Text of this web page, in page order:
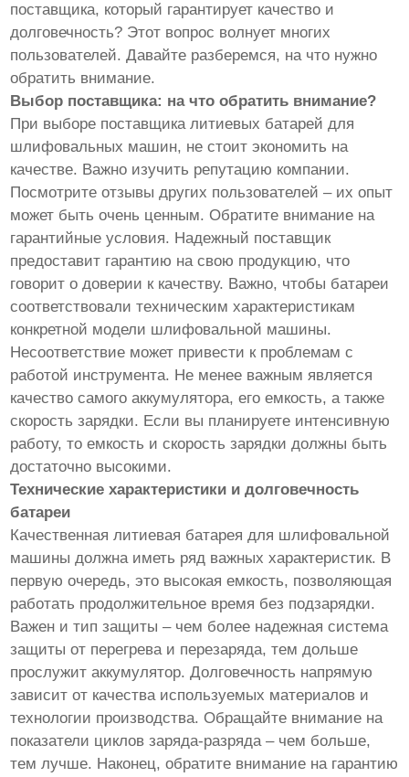
поставщика, который гарантирует качество и
долговечность? Этот вопрос волнует многих
пользователей. Давайте разберемся, на что нужно
обратить внимание.
Выбор поставщика: на что обратить внимание?
При выборе поставщика литиевых батарей для
шлифовальных машин, не стоит экономить на
качестве. Важно изучить репутацию компании.
Посмотрите отзывы других пользователей – их опыт
может быть очень ценным. Обратите внимание на
гарантийные условия. Надежный поставщик
предоставит гарантию на свою продукцию, что
говорит о доверии к качеству. Важно, чтобы батареи
соответствовали техническим характеристикам
конкретной модели шлифовальной машины.
Несоответствие может привести к проблемам с
работой инструмента. Не менее важным является
качество самого аккумулятора, его емкость, а также
скорость зарядки. Если вы планируете интенсивную
работу, то емкость и скорость зарядки должны быть
достаточно высокими.
Технические характеристики и долговечность
батареи
Качественная литиевая батарея для шлифовальной
машины должна иметь ряд важных характеристик. В
первую очередь, это высокая емкость, позволяющая
работать продолжительное время без подзарядки.
Важен и тип защиты – чем более надежная система
защиты от перегрева и перезаряда, тем дольше
прослужит аккумулятор. Долговечность напрямую
зависит от качества используемых материалов и
технологии производства. Обращайте внимание на
показатели циклов заряда-разряда – чем больше,
тем лучше. Наконец, обратите внимание на гарантию